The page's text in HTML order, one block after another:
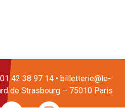
01 42 38 97 14 • billetterie@le-
de Strasbourg – 75010 Paris